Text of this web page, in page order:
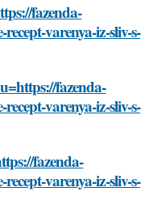
fazenda-
varenya-iz-sliv-s-
fazenda-
varenya-iz-sliv-s-
fazenda-
varenya-iz-sliv-s-